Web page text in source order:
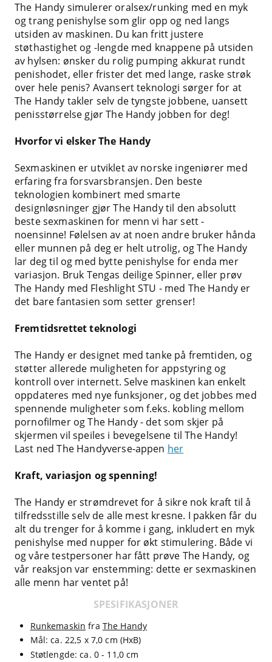
The Handy simulerer oralsex/runking med en myk
og trang penishylse som glir opp og ned langs
utsiden av maskinen. Du kan fritt justere
støthastighet og -lengde med knappene på utsiden
av hylsen: ønsker du rolig pumping akkurat rundt
penishodet, eller frister det med lange, raske strøk
over hele penis? Avansert teknologi sørger for at
The Handy takler selv de tyngste jobbene, uansett
penisstørrelse gjør The Handy jobben for deg!
Hvorfor vi elsker The Handy
Sexmaskinen er utviklet av norske ingeniører med
erfaring fra forsvarsbransjen. Den beste
teknologien kombinert med smarte
designløsninger gjør The Handy til den absolutt
beste sexmaskinen for menn vi har sett -
noensinne! Følelsen av at noen andre bruker hånda
eller munnen på deg er helt utrolig, og The Handy
lar deg til og med bytte penishylse for enda mer
variasjon. Bruk Tengas deilige Spinner, eller prøv
The Handy med Fleshlight STU - med The Handy er
det bare fantasien som setter grenser!
Fremtidsrettet teknologi
The Handy er designet med tanke på fremtiden, og
støtter allerede muligheten for appstyring og
kontroll over internett. Selve maskinen kan enkelt
oppdateres med nye funksjoner, og det jobbes med
spennende muligheter som f.eks. kobling mellom
pornofilmer og The Handy - det som skjer på
skjermen vil speiles i bevegelsene til The Handy!
Last ned The Handyverse-appen her
Kraft, variasjon og spenning!
The Handy er strømdrevet for å sikre nok kraft til å
tilfredsstille selv de alle mest kresne. I pakken får du
alt du trenger for å komme i gang, inkludert en myk
penishylse med nupper for økt stimulering. Både vi
og våre testpersoner har fått prøve The Handy, og
vår reaksjon var enstemming: dette er sexmaskinen
alle menn har ventet på!
SPESIFIKASJONER
Runkemaskin fra The Handy
Mål: ca. 22,5 x 7,0 cm (HxB)
Støtlengde: ca. 0 - 11,0 cm